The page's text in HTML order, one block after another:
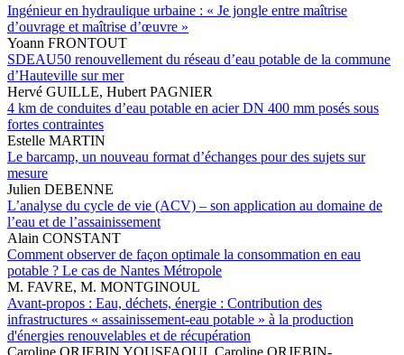
Ingénieur en hydraulique urbaine : « Je jongle entre maîtrise
d’ouvrage et maîtrise d’œuvre »
Yoann FRONTOUT
SDEAU50 renouvellement du réseau d’eau potable de la commune
d’Hauteville sur mer
Hervé GUILLE, Hubert PAGNIER
4 km de conduites d’eau potable en acier DN 400 mm posés sous
fortes contraintes
Estelle MARTIN
Le barcamp, un nouveau format d’échanges pour des sujets sur
mesure
Julien DEBENNE
L’analyse du cycle de vie (ACV) – son application au domaine de
l’eau et de l’assainissement
Alain CONSTANT
Comment observer de façon optimale la consommation en eau
potable ? Le cas de Nantes Métropole
M. FAVRE, M. MONTGINOUL
Avant-propos : Eau, déchets, énergie : Contribution des
infrastructures « assainissement-eau potable » à la production
d'énergies renouvelables et de récupération
Caroline ORJEBIN YOUSFAOUI, Caroline ORJEBIN-